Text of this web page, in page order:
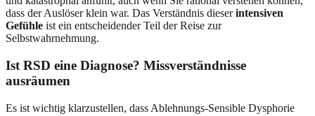
dass der Auslöser klein war. Das Verständnis dieserintensiven
Gefühle ist ein entscheidender Teil der Reise zur
Selbstwahrnehmung.
Ist RSD eine Diagnose? Missverständnisse
ausräumen
Es ist wichtig klarzustellen, dass Ablehnungs-Sensible Dysphorie